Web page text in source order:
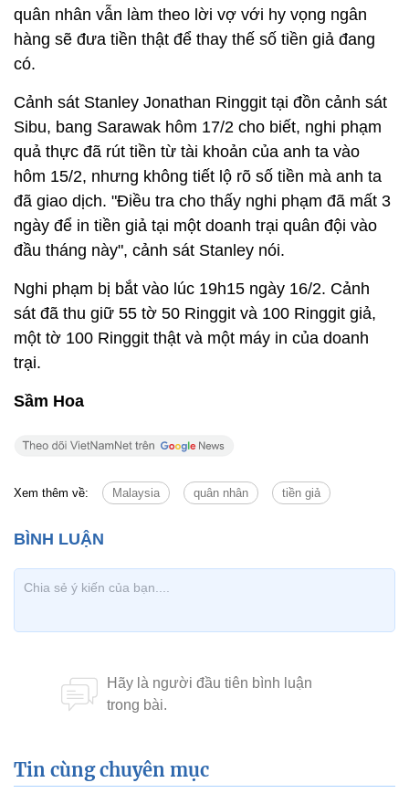
quân nhân vẫn làm theo lời vợ với hy vọng ngân
hàng sẽ đưa tiền thật để thay thế số tiền giả đang
có.
Cảnh sát Stanley Jonathan Ringgit tại đồn cảnh sát
Sibu, bang Sarawak hôm 17/2 cho biết, nghi phạm
quả thực đã rút tiền từ tài khoản của anh ta vào
hôm 15/2, nhưng không tiết lộ rõ số tiền mà anh ta
đã giao dịch. "Điều tra cho thấy nghi phạm đã mất 3
ngày để in tiền giả tại một doanh trại quân đội vào
đầu tháng này", cảnh sát Stanley nói.
Nghi phạm bị bắt vào lúc 19h15 ngày 16/2. Cảnh
sát đã thu giữ 55 tờ 50 Ringgit và 100 Ringgit giả,
một tờ 100 Ringgit thật và một máy in của doanh
trại.
Sầm Hoa
Xem thêm về: Malaysia quân nhân tiền giả
Tin cùng chuyên mục